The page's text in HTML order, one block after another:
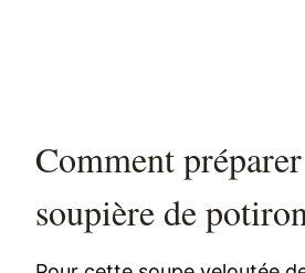
Comment
soupière de